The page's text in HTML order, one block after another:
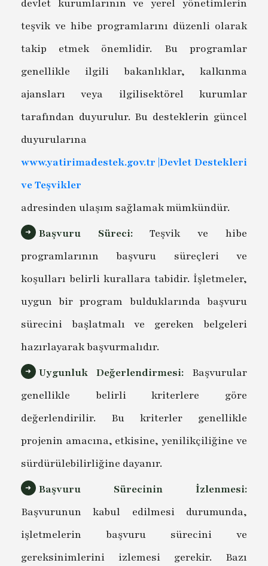
devlet kurumlarının ve yerel yönetimlerin
teşvik ve hibe programlarını düzenli olarak
takip etmek önemlidir. Bu programlar
genellikle ilgili bakanlıklar, kalkınma
ajansları veya ilgilisektörel kurumlar
tarafından duyurulur. Bu desteklerin güncel
duyurularına
www.yatirimadestek.gov.tr |Devlet Destekleri
ve Teşvikler
adresinden ulaşım sağlamak mümkündür.
Başvuru Süreci:Teşvik ve hibe
programlarının başvuru süreçleri ve
koşulları belirli kurallara tabidir. İşletmeler,
uygun bir program bulduklarında başvuru
sürecini başlatmalı ve gereken belgeleri
hazırlayarak başvurmalıdır.
Uygunluk Değerlendirmesi: Başvurular
genellikle belirli kriterlere göre
değerlendirilir. Bu kriterler genellikle
projenin amacına, etkisine, yenilikçiliğine ve
sürdürülebilirliğine dayanır.
Başvuru Sürecinin İzlenmesi:
Başvurunun kabul edilmesi durumunda,
işletmelerin başvuru sürecini ve
gereksinimlerini izlemesi gerekir. Bazı